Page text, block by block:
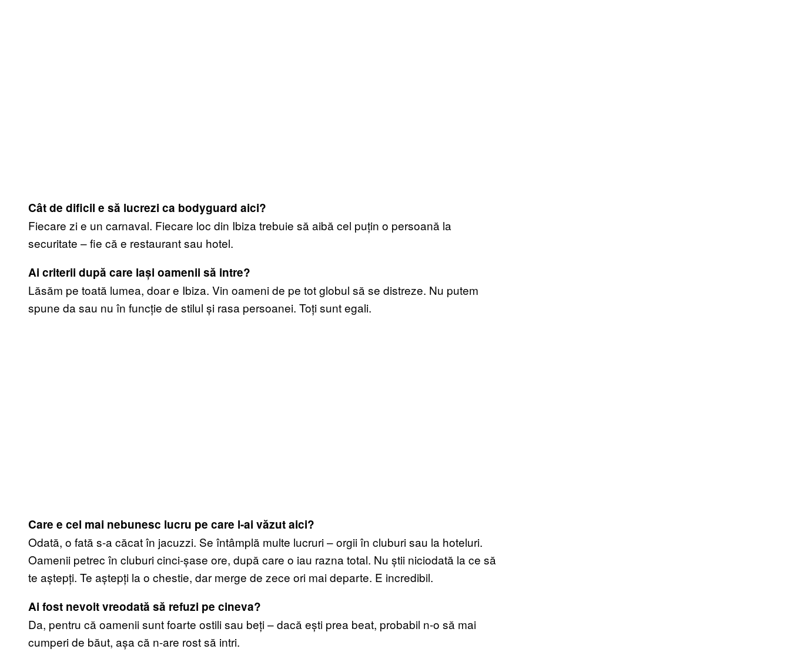
Cât de dificil e să lucrezi ca bodyguard aici?
Fiecare zi e un carnaval. Fiecare loc din Ibiza trebuie să aibă cel puțin o persoană la
securitate – fie că e restaurant sau hotel.
Ai criterii după care lași oamenii să intre?
Lăsăm pe toată lumea, doar e Ibiza. Vin oameni de pe tot globul să se distreze. Nu putem
spune da sau nu în funcție de stilul și rasa persoanei. Toți sunt egali.
Care e cel mai nebunesc lucru pe care l-ai văzut aici?
Odată, o fată s-a căcat în jacuzzi. Se întâmplă multe lucruri – orgii în cluburi sau la hoteluri.
Oamenii petrec în cluburi cinci-șase ore, după care o iau razna total. Nu știi niciodată la ce să
te aștepți. Te aștepți la o chestie, dar merge de zece ori mai departe. E incredibil.
Ai fost nevoit vreodată să refuzi pe cineva?
Da, pentru că oamenii sunt foarte ostili sau beți – dacă ești prea beat, probabil n-o să mai
cumperi de băut, așa că n-are rost să intri.